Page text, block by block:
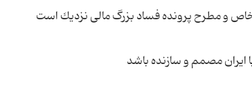
و مطرح پرونده فساد بزرگ مالی نزدیك است